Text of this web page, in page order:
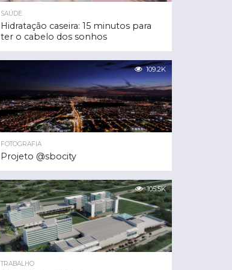
SAÚDE
Hidratação caseira: 15 minutos para
ter o cabelo dos sonhos
109.2K
FOTOGRAFIA
Projeto @sbocity
105.5K
TRABALHO